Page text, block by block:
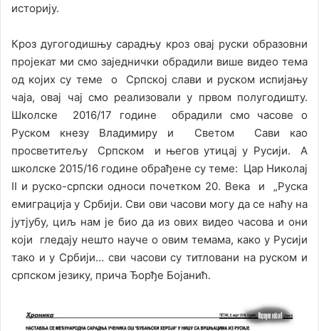
историју.
Кроз дугогодишњу сарадњу кроз овај руски образовни
пројекат ми смо заједнички обрадили више видео тема
од којих су теме о Српској слави и руском испијању
чаја, овај чај смо реализовали у првом полугодишту.
Школске 2016/17 године обрадили смо часове о
Руском кнезу Владимиру и Светом Сави као
просветитељу Српском и његов утицај у Русији. А
школске 2015/16 године обрађене су теме: Цар Николај
II и руско-српски односи почетком 20. Века и „Руска
емиграција у Србији. Сви ови часови могу да се наћу на
јутјубу, циљ нам је био да из ових видео часова и они
који гледају нешто науче о овим темама, како у Русији
тако и у Србији… сви часови су титловани на руском и
српском језику, прича Ђорђе Бојанић.